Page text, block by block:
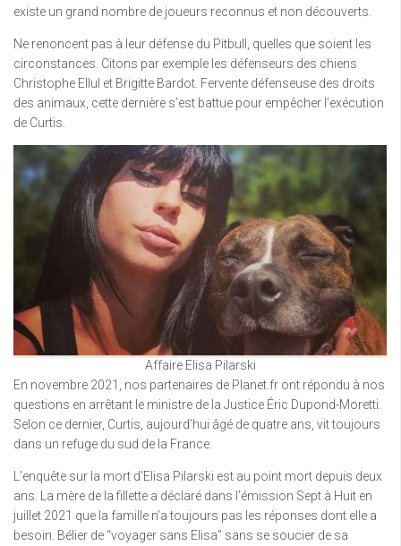
existe un grand nombre de joueurs reconnus et non découverts.
Ne renoncent pas à leur défense du Pitbull, quelles que soient les
circonstances. Citons par exemple les défenseurs des chiens
Christophe Ellul et Brigitte Bardot. Fervente défenseuse des droits
des animaux, cette dernière s’est battue pour empêcher l’exécution
de Curtis.
Affaire Elisa Pilarski
En novembre 2021, nos partenaires de Planet.fr ont répondu à nos
questions en arrêtant le ministre de la Justice Éric Dupond-Moretti.
Selon ce dernier, Curtis, aujourd’hui âgé de quatre ans, vit toujours
dans un refuge du sud de la France.
L’enquête sur la mort d’Elisa Pilarski est au point mort depuis deux
ans. La mère de la fillette a déclaré dans l’émission Sept à Huit en
juillet 2021 que la famille n’a toujours pas les réponses dont elle a
besoin. Bélier de “voyager sans Elisa” sans se soucier de sa